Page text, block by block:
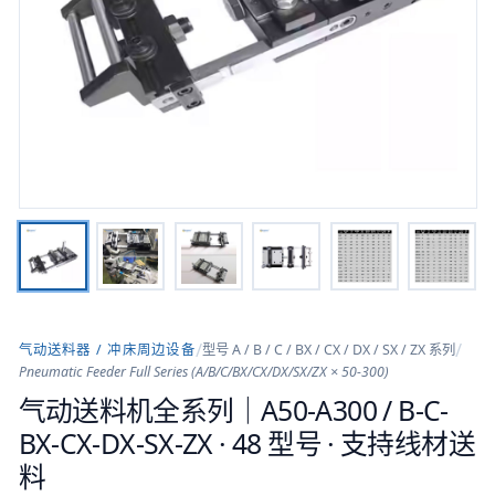
气动送料器 / 冲床周边设备/型号A / B / C / BX / CX / DX / SX / ZX 系列/
Pneumatic Feeder Full Series (A/B/C/BX/CX/DX/SX/ZX × 50-300)
气动送料机全系列｜A50-A300 / B-C-
BX-CX-DX-SX-ZX · 48 型号 · 支持线材送
料